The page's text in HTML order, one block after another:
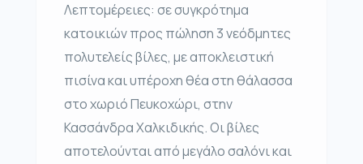
Λεπτομέρειες: σε συγκρότημα
κατοικιών προς πώληση 3 νεόδμητες
πολυτελείς βίλες, με αποκλειστική
πισίνα και υπέροχη θέα στη θάλασσα
στο χωριό Πευκοχώρι, στην
Κασσάνδρα Χαλκιδικής. Οι βίλες
αποτελούνται από μεγάλο σαλόνι και